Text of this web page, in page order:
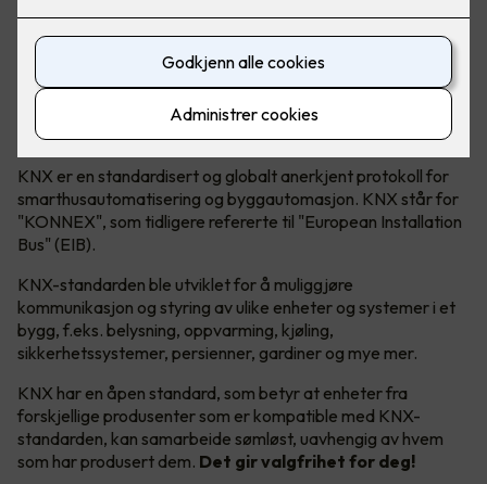
KNX Association både utvikler og eier teknologien. KNX
kan brukes i både næringsbygg, borettslag og bolig.
Hva er egentlig KNX?
KNX er en standardisert og globalt anerkjent protokoll for
smarthusautomatisering og byggautomasjon. KNX står for
"KONNEX", som tidligere refererte til "European Installation
Bus" (EIB).
KNX-standarden ble utviklet for å muliggjøre
kommunikasjon og styring av ulike enheter og systemer i et
bygg, f.eks. belysning, oppvarming, kjøling,
sikkerhetssystemer, persienner, gardiner og mye mer.
KNX har en åpen standard, som betyr at enheter fra
forskjellige produsenter som er kompatible med KNX-
standarden, kan samarbeide sømløst, uavhengig av hvem
som har produsert dem. Det gir valgfrihet for deg!